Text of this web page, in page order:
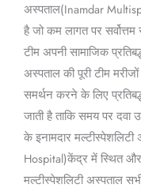
अस्पताल(Inamdar
है जो कम लागत पर सर्वोत्तम
टीम अपनी सामाजिक
अस्पताल की पूरी टीम
समर्थन करने के लिए
जाती है ताकि समय पर
के इनामदार
Hospital)केंद्र में स्थित और
मल्टीस्पेशलिटी अस्पताल